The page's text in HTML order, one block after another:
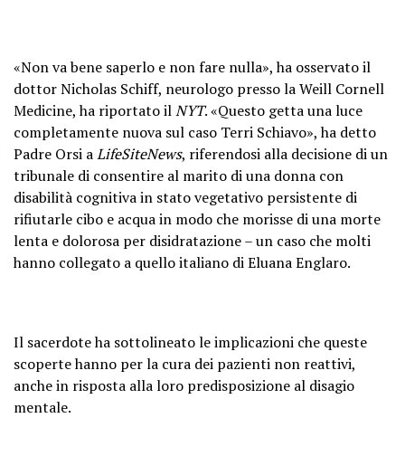
«Non va bene saperlo e non fare nulla», ha osservato il
dottor Nicholas Schiff, neurologo presso la Weill Cornell
Medicine, ha riportato ilNYT. «Questo getta una luce
completamente nuova sul caso Terri Schiavo», ha detto
Padre Orsi aLifeSiteNews, riferendosi alla decisione di un
tribunale di consentire al marito di una donna con
disabilità cognitiva in stato vegetativo persistente di
rifiutarle cibo e acqua in modo che morisse di una morte
lenta e dolorosa per disidratazione – un caso che molti
hanno collegato a quello italiano di Eluana Englaro.
Il sacerdote ha sottolineato le implicazioni che queste
scoperte hanno per la cura dei pazienti non reattivi,
anche in risposta alla loro predisposizione al disagio
mentale.